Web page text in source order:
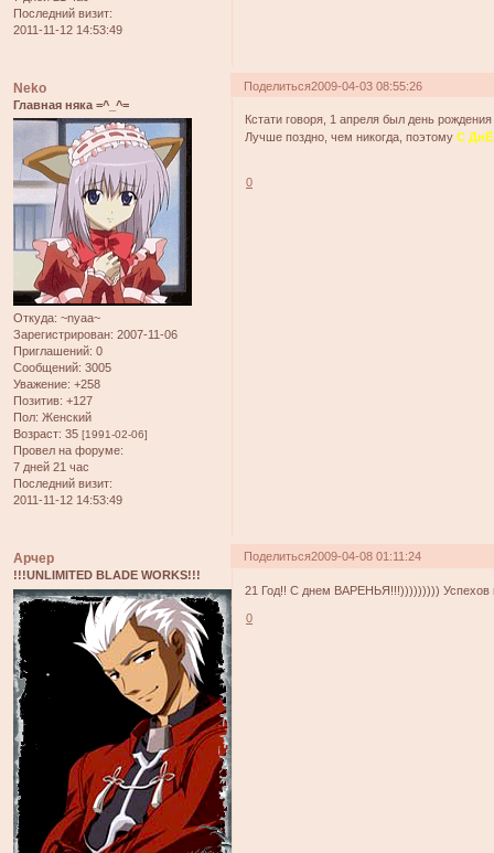
Последний визит:
2011-11-12 14:53:49
Поделиться2009-04-03 08:55:26
Neko
Главная няка =^_^=
Откуда: ~nyaa~
Зарегистрирован: 2007-11-06
Приглашений: 0
Сообщений: 3005
Уважение: +258
Позитив: +127
Пол: Женский
Возраст: 35 [1991-02-06]
Провел на форуме:
7 дней 21 час
Последний визит:
2011-11-12 14:53:49
Кстати говоря, 1 апреля был день
Лучше поздно, чем никогда, поэтомуС
0
Поделиться2009-04-08 01:11:24
Арчер
!!!UNLIMITED BLADE WORKS!!!
21 Год!! С днем ВАРЕНЬЯ!!!))))))))) Успехов
0